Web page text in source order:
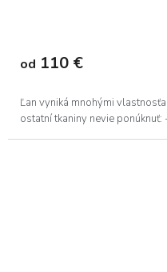
produktu
je
z
5
od 110 €
Ľan vyniká mnohými
ostatní tkaniny nevie